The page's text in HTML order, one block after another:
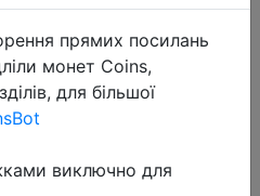
магазину
прямих посилань
монет Coins,
для більшої
виключно для